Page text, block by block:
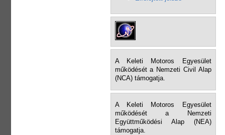
A Keleti Motoros Egyesület
működését a Nemzeti Civil Alap
(NCA) támogatja.
A Keleti Motoros Egyesület
működését a Nemzeti
Együttműködési Alap (NEA)
támogatja.